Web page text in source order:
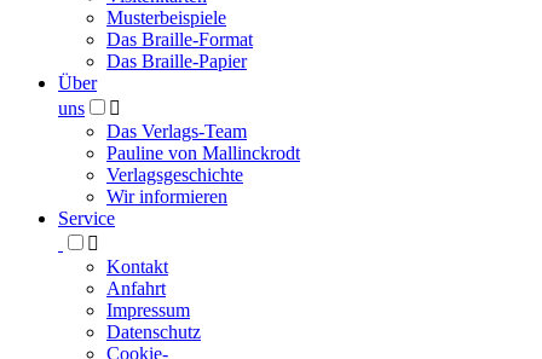
Musterbeispiele
Das Braille-Format
Das Braille-Papier
Über
uns

Das Verlags-Team
Pauline von Mallinckrodt
Verlagsgeschichte
Wir informieren
Service

Kontakt
Anfahrt
Impressum
Datenschutz
Cookie-